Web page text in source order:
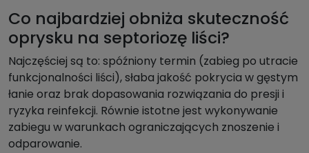
Co najbardziej obniża skuteczność
oprysku na septoriozę liści?
Najczęściej są to: spóźniony termin (zabieg po utracie
funkcjonalności liści), słaba jakość pokrycia w gęstym
łanie oraz brak dopasowania rozwiązania do presji i
ryzyka reinfekcji. Równie istotne jest wykonywanie
zabiegu w warunkach ograniczających znoszenie i
odparowanie.